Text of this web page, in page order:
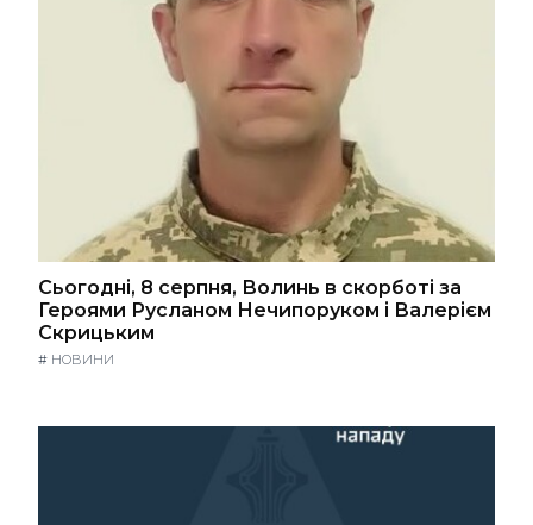
Сьогодні, 8 серпня, Волинь в скорботі за
Героями Русланом Нечипоруком і Валерієм
Скрицьким
# НОВИНИ